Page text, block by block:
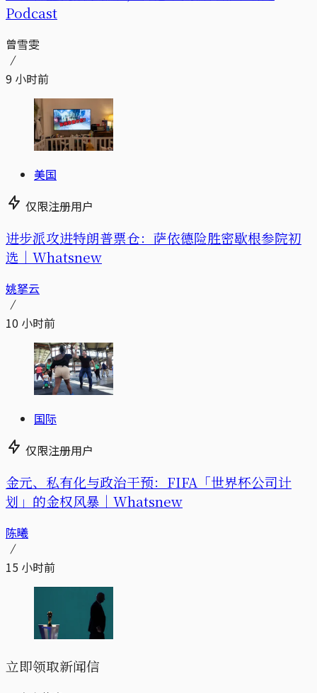
Podcast
曾雪雯
9 小时前
美国
仅限注册用户
进步派攻进特朗普票仓：萨依德险胜密歇根参院初
选｜Whatsnew
姚拏云
10 小时前
国际
仅限注册用户
金元、私有化与政治干预：FIFA「世界杯公司计
划」的金权风暴｜Whatsnew
陈曦
15 小时前
立即领取新闻信